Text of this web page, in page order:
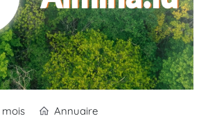
Annuaire